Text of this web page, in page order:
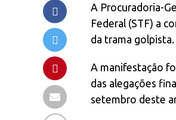
A Procuradoria-
Federal (STF) a
da trama golpista.
A manifestação
das alegações
setembro deste